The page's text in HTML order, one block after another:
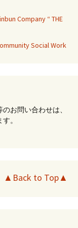
Company “ THE
Social Work
お問い合わせは、
。
▲Back to Top▲